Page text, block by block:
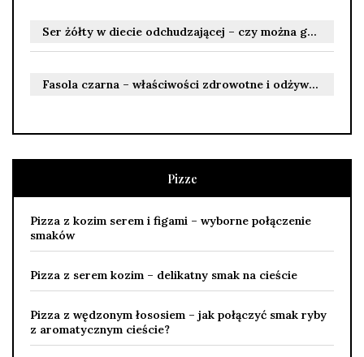
Ser żółty w diecie odchudzającej – czy można go jeść?
Fasola czarna – właściwości zdrowotne i odżywcze dla Ciebie
Pizze
Pizza z kozim serem i figami – wyborne połączenie
smaków
Pizza z serem kozim – delikatny smak na cieście
Pizza z wędzonym łososiem – jak połączyć smak ryby
z aromatycznym cieście?